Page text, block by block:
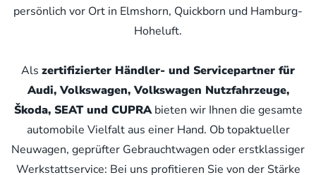
persönlich vor Ort in Elmshorn, Quickborn und Hamburg-
Hoheluft.
Als zertifizierter Händler- und Servicepartner für
Audi, Volkswagen, Volkswagen Nutzfahrzeuge,
Škoda, SEAT und CUPRAbieten wir Ihnen die gesamte
automobile Vielfalt aus einer Hand. Ob topaktueller
Neuwagen, geprüfter Gebrauchtwagen oder erstklassiger
Werkstattservice: Bei uns profitieren Sie von der Stärke